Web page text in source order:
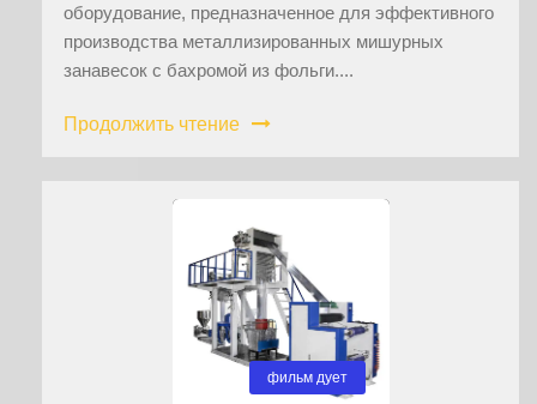
оборудование, предназначенное для эффективного
производства металлизированных мишурных
занавесок с бахромой из фольги....
Продолжить чтение
фильм дует